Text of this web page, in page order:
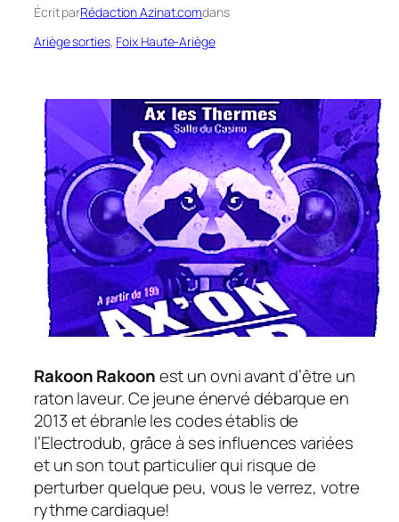
Écrit parRédaction Azinat.comdans
Ariège sorties, Foix Haute-Ariège
Rakoon Rakoonest un ovni avant d’être un
raton laveur. Ce jeune énervé débarque en
2013 et ébranle les codes établis de
l’Electrodub, grâce à ses influences variées
et un son tout particulier qui risque de
perturber quelque peu, vous le verrez, votre
rythme cardiaque!